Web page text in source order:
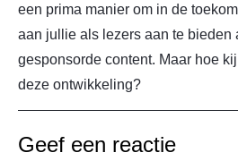
een prima manier om in de
aan jullie als lezers aan te bieden
gesponsorde content. Maar hoe
deze ontwikkeling?
Geef een reactie